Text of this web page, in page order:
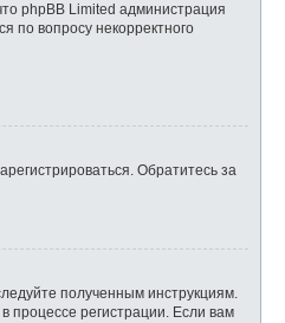
phpBB Limited администрация
по вопросу некорректного
Обратитесь за
полученным инструкциям.
процессе регистрации. Если вам